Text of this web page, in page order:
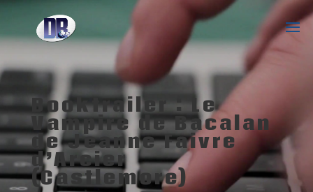
Booktrailer : Le
Vampire de Bacalan
de Jeanne Faivre
d’Arcier
(Castlemore)